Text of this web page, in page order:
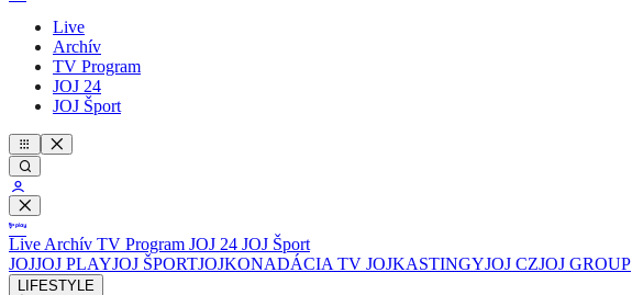
Live
Archív
TV Program
JOJ 24
JOJ Šport
Live Archív TV Program JOJ 24 JOJ Šport
JOJJOJ PLAYJOJ ŠPORTJOJKONADÁCIA TV JOJKASTINGYJOJ CZJOJ GROUP
LIFESTYLE